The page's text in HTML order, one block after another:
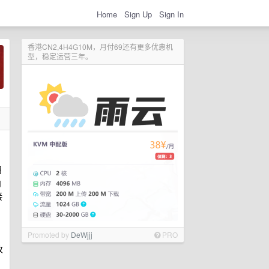
Home Sign Up Sign In
香港CN2,4H4G10M，月付69还有更多优惠机
型，稳定运营三年。
Promoted by DeWjjj PRO